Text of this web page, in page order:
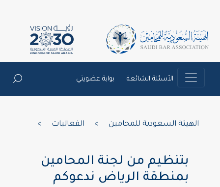
الأسئلة الشائعة بوابة عضويتي
الهيئة السعودية للمحامين الفعاليات
بتنظيم من لجنة المحامين
بمنطقة الرياض ندعوكم